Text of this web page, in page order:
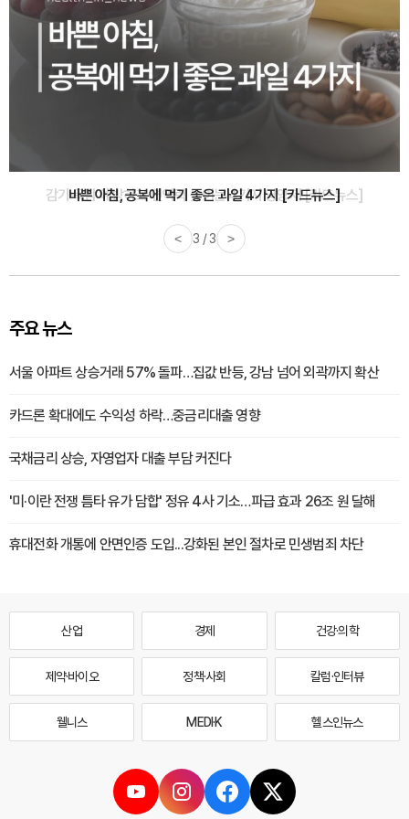
바쁜 아침, 공복에 먹기 좋은 과일 4가지 [카드뉴스]
< 1 / 3 >
주요 뉴스
서울 아파트 상승거래 57% 돌파…집값 반등, 강남 넘어 외곽까지 확산
카드론 확대에도 수익성 하락…중금리대출 영향
국채금리 상승, 자영업자 대출 부담 커진다
'미·이란 전쟁 틈타 유가 담합' 정유 4사 기소…파급 효과 26조 원 달해
휴대전화 개통에 안면인증 도입...강화된 본인 절차로 민생범죄 차단
산업 경제 건강·의학
제약·바이오 정책·사회 칼럼·인터뷰
웰니스 MEDI·K 헬스인뉴스